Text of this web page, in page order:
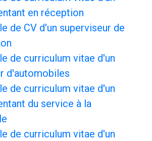
en réception
de CV d'un superviseur de
de curriculum vitae d'un
d'automobiles
de curriculum vitae d'un
du service à la
de curriculum vitae d'un